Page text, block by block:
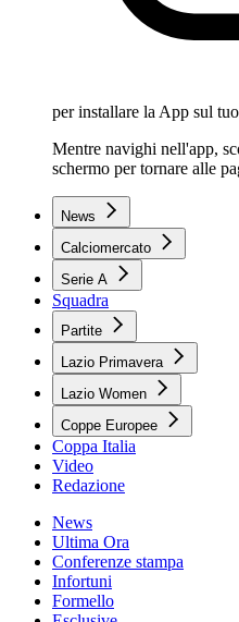
per installare la App sul
Mentre navighi nell'app,
schermo per tornare alle
News
Calciomercato
Serie A
Squadra
Partite
Lazio Primavera
Lazio Women
Coppe Europee
Coppa Italia
Video
Redazione
News
Ultima Ora
Conferenze stampa
Infortuni
Formello